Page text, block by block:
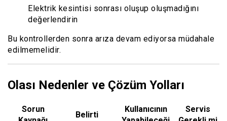
Elektrik kesintisi sonrası oluşup oluşmadığını
değerlendirin
Bu kontrollerden sonra arıza devam ediyorsa müdahale
edilmemelidir.
Olası Nedenler ve Çözüm Yolları
Sorun
Belirti
Kullanıcının
Servis